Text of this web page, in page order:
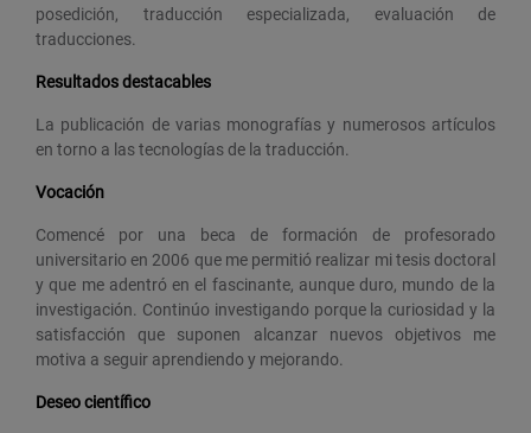
posedición, traducción especializada, evaluación de
traducciones.
Resultados destacables
La publicación de varias monografías y numerosos artículos
en torno a las tecnologías de la traducción.
Vocación
Comencé por una beca de formación de profesorado
universitario en 2006 que me permitió realizar mi tesis doctoral
y que me adentró en el fascinante, aunque duro, mundo de la
investigación. Continúo investigando porque la curiosidad y la
satisfacción que suponen alcanzar nuevos objetivos me
motiva a seguir aprendiendo y mejorando.
Deseo científico